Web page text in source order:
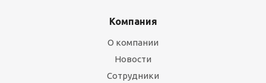
Компания
О компании
Новости
Сотрудники